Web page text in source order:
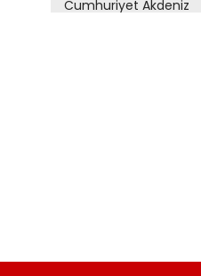
Cumhuriyet Akdeniz
Cumhuriyet Çevre